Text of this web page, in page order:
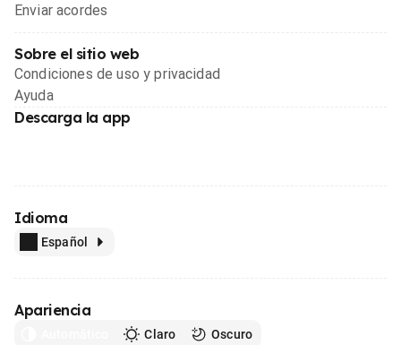
Enviar acordes
Sobre el sitio web
Condiciones de uso y privacidad
Ayuda
Descarga la app
Idioma
Español
Apariencia
Claro Oscuro